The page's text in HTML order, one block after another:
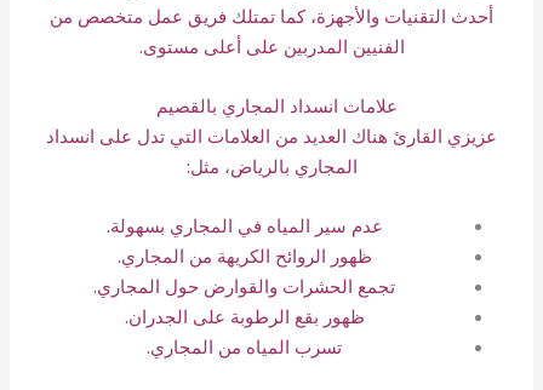
أحدث التقنيات والأجهزة، كما تمتلك فريق عمل متخصص من
الفنيين المدربين على أعلى مستوى.
علامات انسداد المجاري بالقصيم
عزيزي القارئ هناك العديد من العلامات التي تدل على انسداد
المجاري بالرياض، مثل:
عدم سير المياه في المجاري بسهولة.
ظهور الروائح الكريهة من المجاري.
تجمع الحشرات والقوارض حول المجاري.
ظهور بقع الرطوبة على الجدران.
تسرب المياه من المجاري.